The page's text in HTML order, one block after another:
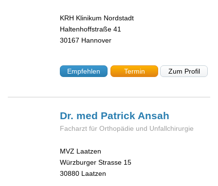
KRH Klinikum Nordstadt
Haltenhoffstraße 41
30167 Hannover
Empfehlen Termin Zum Profil
Dr. med Patrick Ansah
Facharzt für Orthopädie und Unfallchirurgie
MVZ Laatzen
Würzburger Strasse 15
30880 Laatzen